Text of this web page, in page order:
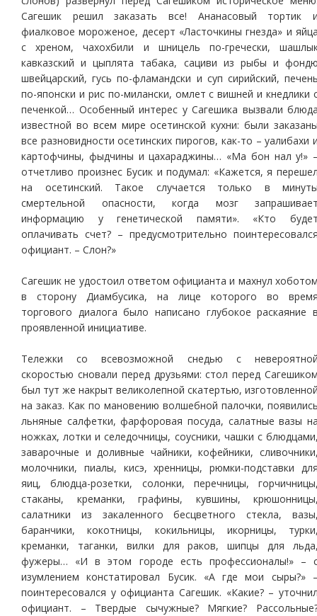
Сагешик решил заказать все! Ананасовый тортик
фиалковое мороженое, десерт «Ласточкины гнезда» и
с хреном, чахохбили и шницель по-гречески,
кавказский и цыплята табака, сациви из рыбы и
швейцарский, гусь по-фламандски и суп сирийский,
по-японски и рис по-милански, омлет с вишней и кнедлики
печенкой… Особенный интерес у Сагешика вызвали
известной во всем мире осетинской кухни: были
все разновидности осетинских пирогов, как-то – уалибахи
картофчины, фыдчины и цахараджины… «Ма бон нал у!»
отчетливо произнес Бусик и подумал: «Кажется, я
на осетинский. Такое случается только в
смертельной опасности, когда мозг
информацию у генетической памяти». «Кто
оплачивать счет? – предусмотрительно
официант. – Слон?»
Сагешик не удостоил ответом официанта и махнул
в сторону Диамбусика, на лице которого во
торгового диалога было написано глубокое раскаяние
проявленной инициативе.
Тележки со всевозможной снедью с
скоростью сновали перед друзьями: стол перед
был тут же накрыт великолепной скатертью,
на заказ. Как по мановению волшебной палочки,
льняные салфетки, фарфоровая посуда, салатные вазы
ножках, лотки и селедочницы, соусники, чашки с
заварочные и доливные чайники, кофейники,
молочники, пиалы, кисэ, хренницы, рюмки-подставки
яиц, блюдца-розетки, солонки, перечницы,
стаканы, креманки, графины, кувшины,
салатники из закаленного бесцветного стекла,
баранчики, кокотницы, кокильницы, икорницы,
креманки, таганки, вилки для раков, шипцы для
фужеры… «И в этом городе есть профессионалы!» –
изумлением констатировал Бусик. «А где мои сыры?»
поинтересовался у официанта Сагешик. «Какие? –
официант. – Твердые сычужные? Мягкие?